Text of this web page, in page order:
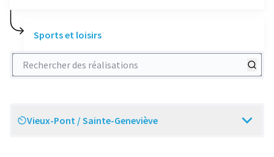
Sports et loisirs
Rechercher des réalisations
Scope
Vieux-Pont / Sainte-Geneviève